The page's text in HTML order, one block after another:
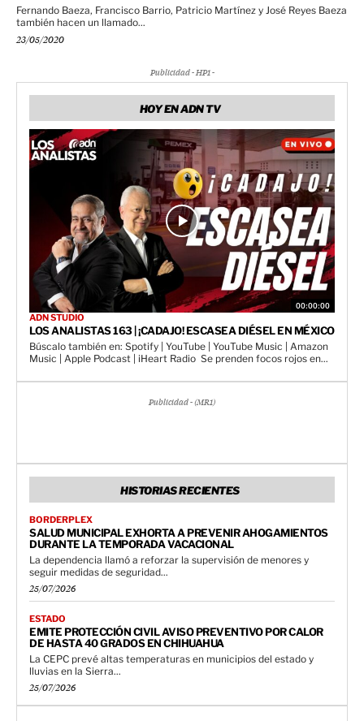
Fernando Baeza, Francisco Barrio, Patricio Martínez y José Reyes Baeza
también hacen un llamado...
23/05/2020
Publicidad - HP1 -
HOY EN ADN TV
00:00:00
ADN STUDIO
LOS ANALISTAS 163 | ¡CADAJO! ESCASEA DIÉSEL EN MÉXICO
Búscalo también en: Spotify | YouTube | YouTube Music | Amazon
Music | Apple Podcast | iHeart Radio Se prenden focos rojos en...
Publicidad - (MR1)
HISTORIAS RECIENTES
BORDERPLEX
SALUD MUNICIPAL EXHORTA A PREVENIR AHOGAMIENTOS
DURANTE LA TEMPORADA VACACIONAL
La dependencia llamó a reforzar la supervisión de menores y
seguir medidas de seguridad...
25/07/2026
ESTADO
EMITE PROTECCIÓN CIVIL AVISO PREVENTIVO POR CALOR
DE HASTA 40 GRADOS EN CHIHUAHUA
La CEPC prevé altas temperaturas en municipios del estado y
lluvias en la Sierra...
25/07/2026